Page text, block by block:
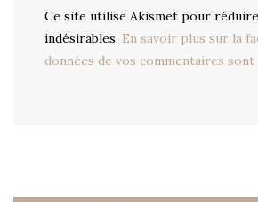
Ce site utilise Akismet pour
indésirables. En savoir plus sur la
données de vos commentaires